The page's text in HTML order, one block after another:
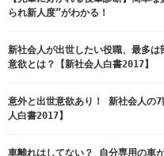
られ新人度”がわかる！
新社会人が出世したい役職、最多
意欲とは？【新社会人白書2017】
意外と出世意欲あり！ 新社会人の
人白書2017】
車離れはしてない？ 自分専用の車